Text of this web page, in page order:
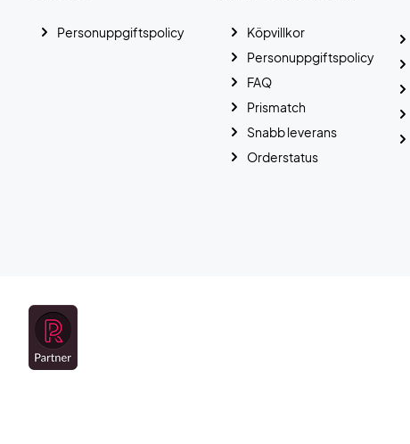
Köpvillkor
Personuppgiftspolicy
FAQ
Prismatch
Snabb leverans
Orderstatus
Personuppgiftspolicy